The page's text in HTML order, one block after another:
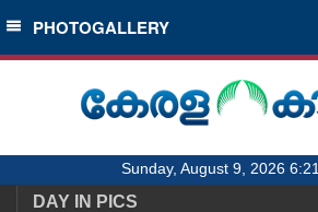
SECTIONS
HOME
NOTIFIED NEWS
PHOTOGALLERY
Sunday, August 9, 2026
DAY IN PICS